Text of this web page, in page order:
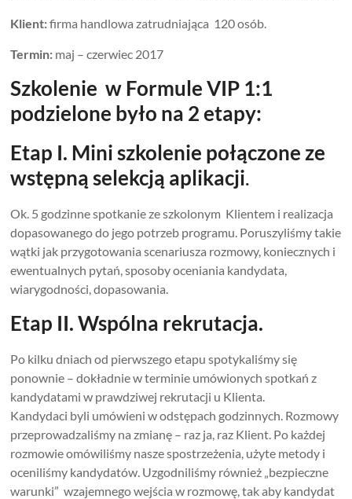
Klient:firma handlowa zatrudniająca 120 osób.
Termin: maj – czerwiec 2017
Szkolenie w Formule VIP 1:1
podzielone było na 2 etapy:
Etap I. Mini szkolenie połączone ze
wstępną selekcją aplikacji.
Ok. 5 godzinne spotkanie ze szkolonym Klientem i realizacja
dopasowanego do jego potrzeb programu. Poruszyliśmy takie
wątki jak przygotowania scenariusza rozmowy, koniecznych i
ewentualnych pytań, sposoby oceniania kandydata,
wiarygodności, dopasowania.
Etap II. Wspólna rekrutacja.
Po kilku dniach od pierwszego etapu spotykaliśmy się
ponownie – dokładnie w terminie umówionych spotkań z
kandydatami w prawdziwej rekrutacji u Klienta.
Kandydaci byli umówieni w odstępach godzinnych. Rozmowy
przeprowadzaliśmy na zmianę – raz ja, raz Klient. Po każdej
rozmowie omówiliśmy nasze spostrzeżenia, użyte metody i
oceniliśmy kandydatów. Uzgodniliśmy również „bezpieczne
warunki” wzajemnego wejścia w rozmowę, tak aby kandydat